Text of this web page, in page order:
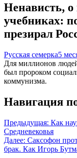
Ненависть, о
учебниках:
презирал
Русская семерка5
Для миллионов
был пророком
коммунизма.
Навигация
Предыдущая: Как
Средневековья
Далее: Саксофон
брак. Как Игорь